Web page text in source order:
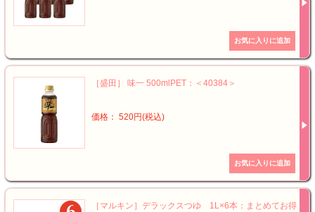
［盛田］ 味一 500mlPET：＜40384＞
価格： 520円(税込)
［マルキン］デラックスつゆ 1L×6本：まとめてお得